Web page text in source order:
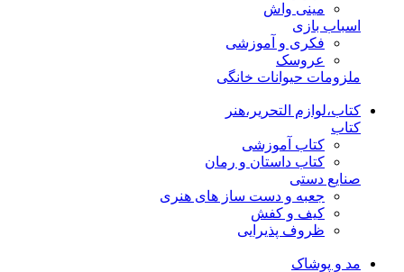
مینی واش
اسباب بازی
فکری و آموزشی
عروسک
ملزومات حیوانات خانگی
کتاب،لوازم التحریر،هنر
کتاب
کتاب آموزشی
کتاب داستان و رمان
صنایع دستی
جعبه و دست ساز های هنری
کیف و کفش
ظروف پذیرایی
مد و پوشاک